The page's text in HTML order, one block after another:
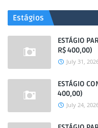
Estágios
ESTÁGIO
R$ 400,00)
July 31,
ESTÁGIO
400,00)
July 24,